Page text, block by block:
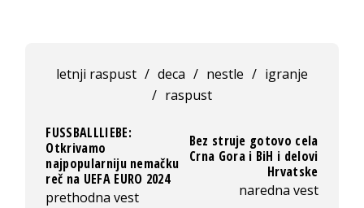
letnji raspust / deca / nestle / igranje
/ raspust
FUSSBALLLIEBE:
Otkrivamo
najpopularniju nemačku
reč na UEFA EURO 2024
prethodna vest
Bez struje gotovo cela
Crna Gora i BiH i delovi
Hrvatske
naredna vest